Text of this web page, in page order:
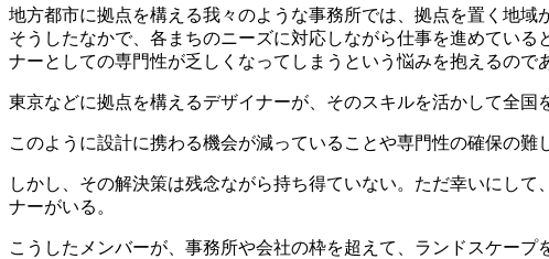
地方都市に拠点を構える我々のような事務所では、拠点を置く地
そうしたなかで、各まちのニーズに対応しながら仕事を進めてい
ナーとしての専門性が乏しくなってしまうという悩みを抱えるので
東京などに拠点を構えるデザイナーが、そのスキルを活かして全国
このように設計に携わる機会が減っていることや専門性の確保の
しかし、その解決策は残念ながら持ち得ていない。ただ幸いにし
ナーがいる。
こうしたメンバーが、事務所や会社の枠を超えて、ランドスケー